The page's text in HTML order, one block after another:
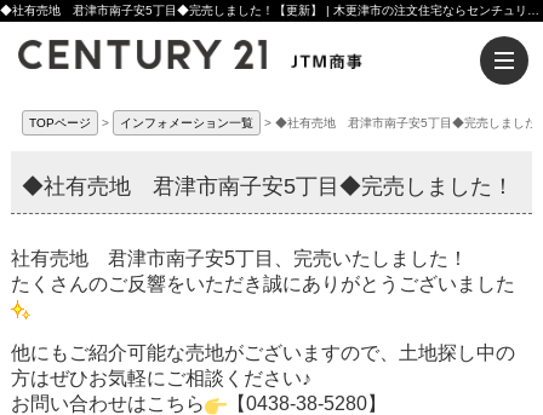
TOPページ インフォメーション一覧 ◆社有売地 君津市南子安5丁目◆完売しました
◆社有売地 君津市南子安5丁目◆完売しました！
社有売地 君津市南子安5丁目、完売いたしました！
たくさんのご反響をいただき誠にありがとうございました
他にもご紹介可能な売地がございますので、土地探し中の
方はぜひお気軽にご相談ください♪
お問い合わせはこちら
【0438-38-5280】